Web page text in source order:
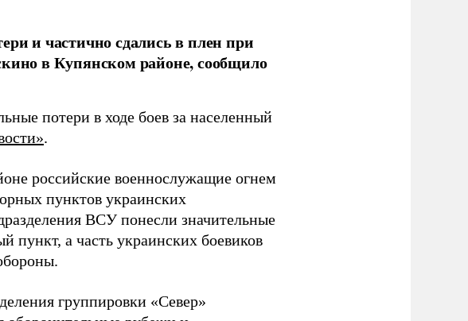
и частично сдались в плен при
в Купянском районе, сообщило
потери в ходе боев за населенный
.
российские военнослужащие огнем
пунктов украинских
ВСУ понесли значительные
пункт, а часть украинских боевиков
группировки «Север»